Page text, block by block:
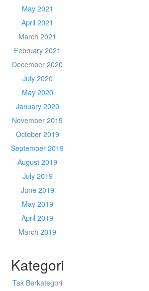
May 2021
April 2021
March 2021
February 2021
December 2020
July 2020
May 2020
January 2020
November 2019
October 2019
September 2019
August 2019
July 2019
June 2019
May 2019
April 2019
March 2019
Kategori
Tak Berkategori